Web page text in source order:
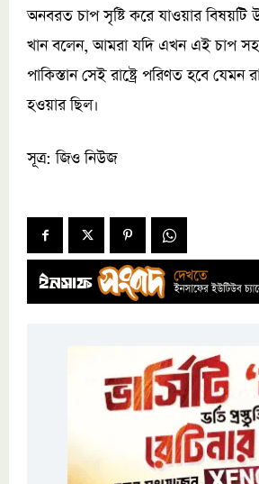
অনবরত চাপ সৃষ্টি করে যাওয়ার বিষয়টি
খান বলেন, আমরা যদি এখন এই চাপ
পাকিস্তান সেই রাষ্ট্রে পরিণত হবে যেমন
হওয়ার ছিল।
সূত্র: জিও নিউজ